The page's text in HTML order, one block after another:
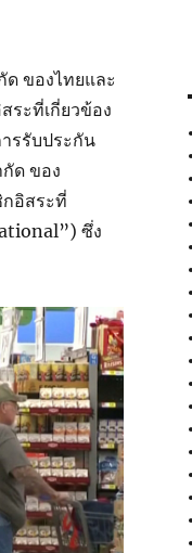
ของไทยและ
ระที่เกี่ยวข้อง
รรับประกัน
ด ของ
อิสระที่
ซึ่ง